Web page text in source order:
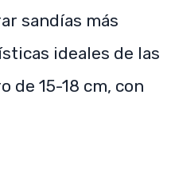
sandías más
ideales de las
de 15-18 cm, con